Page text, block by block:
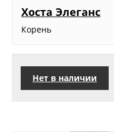
Хоста Элеганс
Корень
Нет в наличии